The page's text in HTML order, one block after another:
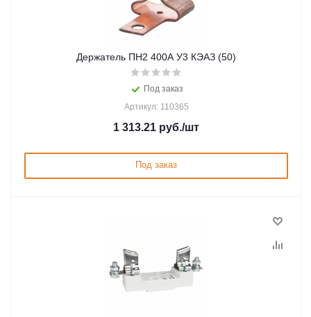
Держатель ПН2 400А У3 КЭАЗ (50)
Под заказ
Артикул: 110365
1 313.21 руб./шт
Под заказ